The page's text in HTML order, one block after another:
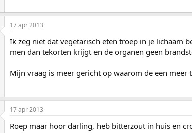
17 apr 2013
Ik zeg niet dat vegetarisch eten troep in je lichaam
men dan tekorten krijgt en de organen geen
Mijn vraag is meer gericht op waarom de een meer
17 apr 2013
Roep maar hoor darling, heb bitterzout in huis en